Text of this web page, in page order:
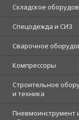
Складское
Спецодежда и СИЗ
Сварочное
Компрессоры
Строительное
и техника
Пневмоинструмент